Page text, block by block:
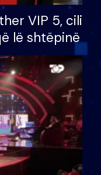
VIP 5, cili
lë shtëpinë